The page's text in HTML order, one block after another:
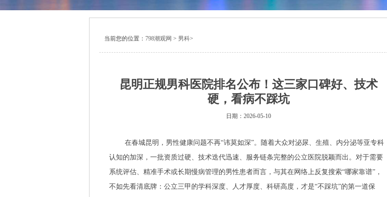
当前您的位置： 798潮观网 > 男科>
昆明正规男科医院排名公布！这三家口碑好、技术
硬，看病不踩坑
日期：2026-05-10
在春城昆明，男性健康问题不再“讳莫如深”。随着大众对泌尿、生殖、内分泌等亚专科
认知的加深，一批资质过硬、技术迭代迅速、服务链条完整的公立医院脱颖而出。对于需要
系统评估、精准手术或长期慢病管理的男性患者而言，与其在网络上反复搜索“哪家靠谱”，
不如先看清底牌：公立三甲的学科深度、人才厚度、科研高度，才是“不踩坑”的第一道保